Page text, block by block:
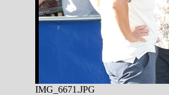
IMG_6671.JPG